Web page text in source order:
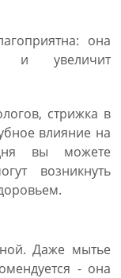
она
и увеличит
стрижка в
влияние на
вы можете
возникнуть
Даже мытье
- она